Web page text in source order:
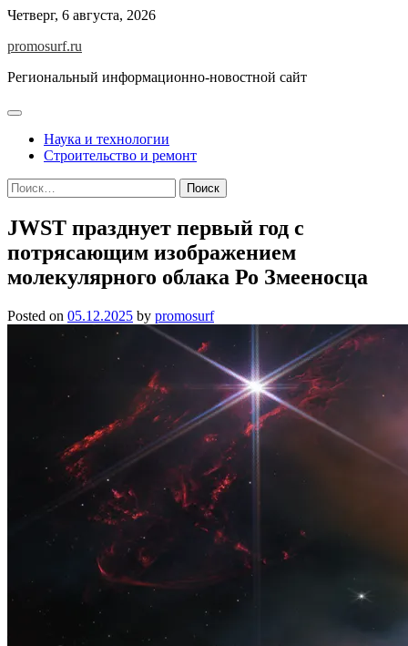
Skip
content
Четверг, 6 августа, 2026
promosurf.ru
Региональный информационно-новостной сайт
Наука и технологии
Строительство и ремонт
Найти:
JWST празднует первый год с
потрясающим изображением
молекулярного облака Ро Змееносца
Posted on 05.12.2025 by promosurf